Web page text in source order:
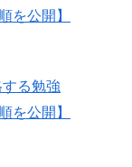
を公開】
る勉強
を公開】